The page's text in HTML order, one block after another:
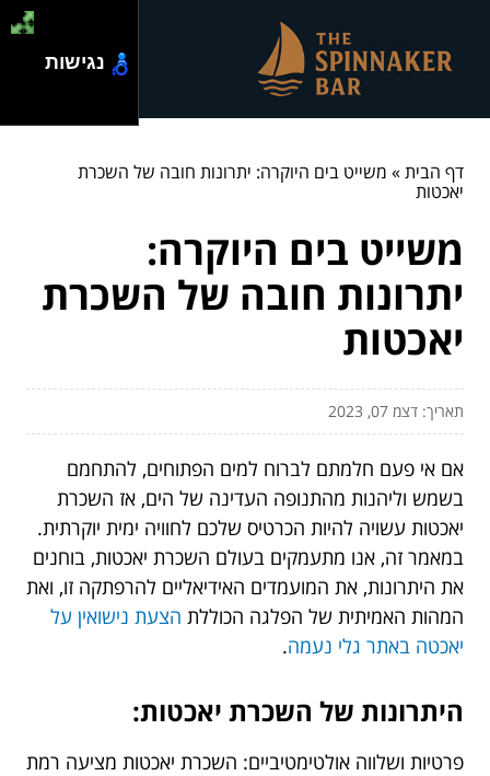
דף הבית» משייט בים היוקרה: יתרונות חובה של השכרת
יאכטות
משייט בים היוקרה:
יתרונות חובה של השכרת
יאכטות
תאריך: דצמ 07, 2023
אם אי פעם חלמתם לברוח למים הפתוחים, להתחמם
בשמש וליהנות מהתנופה העדינה של הים, אז השכרת
יאכטות עשויה להיות הכרטיס שלכם לחוויה ימית יוקרתית.
במאמר זה, אנו מתעמקים בעולם השכרת יאכטות, בוחנים
את היתרונות, את המועמדים האידיאליים להרפתקה זו, ואת
המהות האמיתית של הפלגה הכוללת הצעת נישואין על
יאכטה באתר גלי נעמה.
היתרונות של השכרת יאכטות:
פרטיות ושלווה אולטימטיביים: השכרת יאכטות מציעה רמת
נגישות